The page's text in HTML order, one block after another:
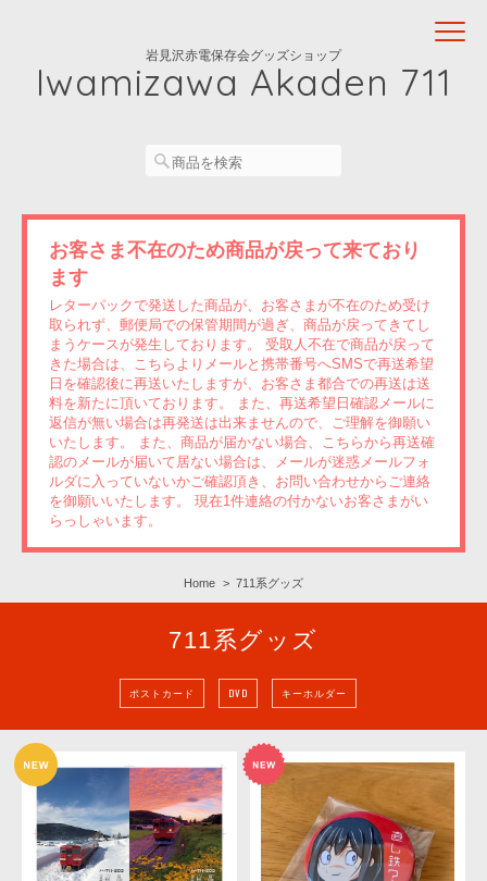
岩見沢赤電保存会グッズショップ
Iwamizawa Akaden 711
お客さま不在のため商品が戻って来ており
ます
レターパックで発送した商品が、お客さまが不在のため受け
取られず、郵便局での保管期間が過ぎ、商品が戻ってきてし
まうケースが発生しております。 受取人不在で商品が戻って
きた場合は、こちらよりメールと携帯番号へSMSで再送希望
日を確認後に再送いたしますが、お客さま都合での再送は送
料を新たに頂いております。 また、再送希望日確認メールに
返信が無い場合は再発送は出来ませんので、ご理解を御願い
いたします。 また、商品が届かない場合、こちらから再送確
認のメールが届いて居ない場合は、メールが迷惑メールフォ
ルダに入っていないかご確認頂き、お問い合わせからご連絡
を御願いいたします。 現在1件連絡の付かないお客さまがい
らっしゃいます。
Home 711系グッズ
711系グッズ
ポストカード DVD キーホルダー